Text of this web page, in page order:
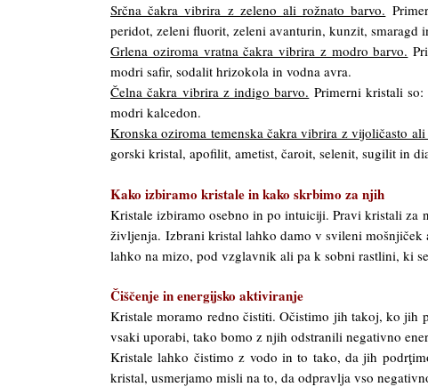
Srčna čakra vibrira z zeleno ali rožnato barvo.
peridot, zeleni fluorit, zeleni avanturin, kunzit, smaragd
Grlena oziroma vratna čakra vibrira z modro barvo.
modri safir, sodalit hrizokola in vodna avra.
Čelna čakra vibrira z indigo barvo. Primerni kristali
modri kalcedon.
Kronska oziroma temenska čakra vibrira z vijoličasto ali
gorski kristal, apofilit, ametist, čaroit, selenit, sugilit in
Kako izbiramo kristale in kako skrbimo za njih
Kristale izbiramo osebno in po intuiciji. Pravi kristali za
življenja.Izbrani kristal lahko damo v svileni mošnjiček
lahko na mizo, pod vzglavnik ali pa k sobni rastlini, ki
Čiščenje in energijsko aktiviranje
Kristale moramo redno čistiti. Očistimo jih takoj, ko jih
vsaki uporabi, tako bomo z njih odstranili negativno
Kristale lahko čistimo z vodo in to tako, da jih
kristal, usmerjamo misli na to, da odpravlja vso